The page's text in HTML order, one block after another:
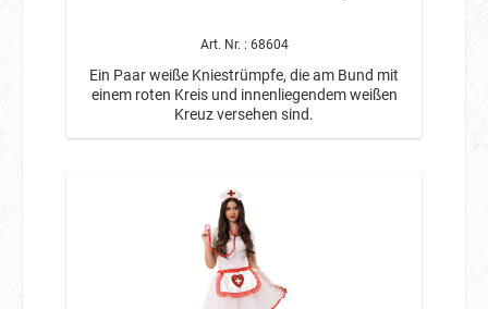
Art. Nr. : 68604
Ein Paar weiße Kniestrümpfe, die am Bund mit
einem roten Kreis und innenliegendem weißen
Kreuz versehen sind.